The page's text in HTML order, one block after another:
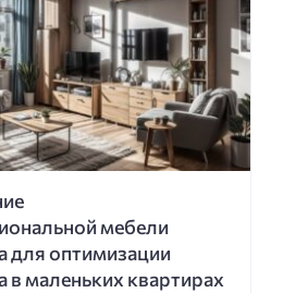
мебели
для оптимизации
в маленьких квартирах